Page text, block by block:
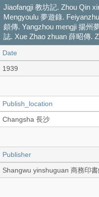
Jiaofangji 教坊記. Zhou Qin
Mengyoulu 夢遊錄.
頗傳. Yangzhou mengji 揚州
誌. Xue Zhao zhuan 薛昭傳.
Date
1939
Publish_location
Changsha 長沙
Publisher
Shangwu yinshuguan 商務印